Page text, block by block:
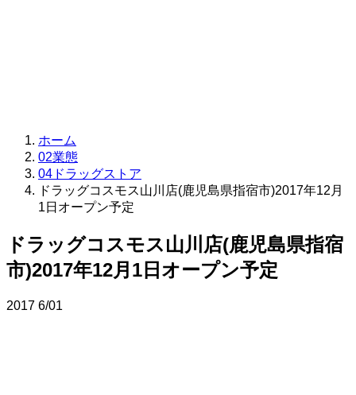
ホーム
02業態
04ドラッグストア
ドラッグコスモス山川店(鹿児島県指宿市)2017年12月
1日オープン予定
ドラッグコスモス山川店(鹿児島県指宿
市)2017年12月1日オープン予定
2017 6/01